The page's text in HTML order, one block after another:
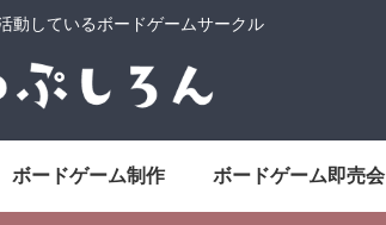
動しているボードゲームサークル
ボードゲーム制作 ボードゲーム即売会